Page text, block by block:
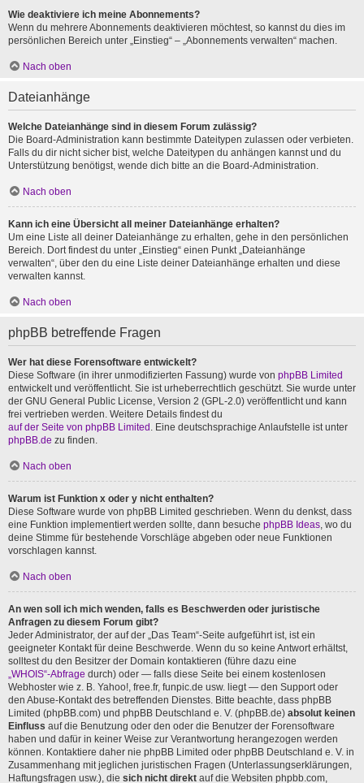
Wie deaktiviere ich meine Abonnements?
Wenn du mehrere Abonnements deaktivieren möchtest, so kannst du dies im
persönlichen Bereich unter „Einstieg“ – „Abonnements verwalten“ machen.
Nach oben
Dateianhänge
Welche Dateianhänge sind in diesem Forum zulässig?
Die Board-Administration kann bestimmte Dateitypen zulassen oder verbieten.
Falls du dir nicht sicher bist, welche Dateitypen du anhängen kannst und du
Unterstützung benötigst, wende dich bitte an die Board-Administration.
Nach oben
Kann ich eine Übersicht all meiner Dateianhänge erhalten?
Um eine Liste all deiner Dateianhänge zu erhalten, gehe in den persönlichen
Bereich. Dort findest du unter „Einstieg“ einen Punkt „Dateianhänge
verwalten“, über den du eine Liste deiner Dateianhänge erhalten und diese
verwalten kannst.
Nach oben
phpBB betreffende Fragen
Wer hat diese Forensoftware entwickelt?
Diese Software (in ihrer unmodifizierten Fassung) wurde von phpBB Limited
entwickelt und veröffentlicht. Sie ist urheberrechtlich geschützt. Sie wurde unter
der GNU General Public License, Version 2 (GPL-2.0) veröffentlicht und kann
frei vertrieben werden. Weitere Details findest du
auf der Seite von phpBB Limited . Eine deutschsprachige Anlaufstelle ist unter
phpBB.de zu finden.
Nach oben
Warum ist Funktion x oder y nicht enthalten?
Diese Software wurde von phpBB Limited geschrieben. Wenn du denkst, dass
eine Funktion implementiert werden sollte, dann besuche phpBB Ideas, wo du
deine Stimme für bestehende Vorschläge abgeben oder neue Funktionen
vorschlagen kannst.
Nach oben
An wen soll ich mich wenden, falls es Beschwerden oder juristische
Anfragen zu diesem Forum gibt?
Jeder Administrator, der auf der „Das Team“-Seite aufgeführt ist, ist ein
geeigneter Kontakt für deine Beschwerde. Wenn du so keine Antwort erhältst,
solltest du den Besitzer der Domain kontaktieren (führe dazu eine
„WHOIS“-Abfrage durch) oder — falls diese Seite bei einem kostenlosen
Webhoster wie z. B. Yahoo!, free.fr, funpic.de usw. liegt — den Support oder
den Abuse-Kontakt des betreffenden Dienstes. Bitte beachte, dass phpBB
Limited (phpBB.com) und phpBB Deutschland e. V. (phpBB.de) absolut keinen
Einfluss auf die Benutzung oder den oder die Benutzer der Forensoftware
haben und dafür in keiner Weise zur Verantwortung herangezogen werden
können. Kontaktiere daher nie phpBB Limited oder phpBB Deutschland e. V. in
Zusammenhang mit jeglichen juristischen Fragen (Unterlassungserklärungen,
Haftungsfragen usw.), die sich nicht direkt auf die Websiten phpbb.com,